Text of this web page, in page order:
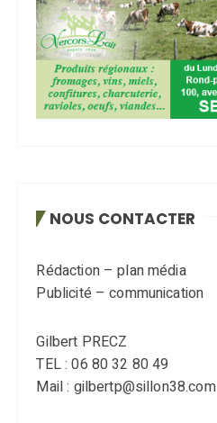
NOUS CONTACTER
Rédaction – plan média
Publicité – communication
Gilbert PRECZ
TEL : 06 80 32 80 49
Mail : gilbertp@sillon38.com